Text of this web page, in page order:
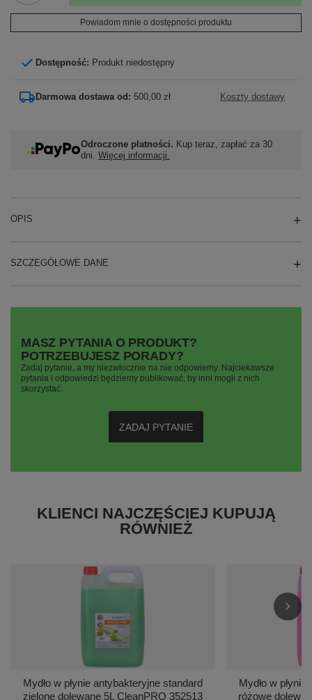
Powiadom mnie o dostępności produktu
Dostępność: Produkt niedostępny
Darmowa dostawa od: 500,00 zł Koszty dostawy
Odroczone płatności. Kup teraz, zapłać za 30
dni. Więcej informacji.
OPIS
SZCZEGÓŁOWE DANE
MASZ PYTANIA O PRODUKT?
POTRZEBUJESZ PORADY?
Zadaj pytanie, a my niezwłocznie na nie odpowiemy. Najciekawsze
pytania i odpowiedzi będziemy publikować, by inni mogli z nich
skorzystać..
ZADAJ PYTANIE
KLIENCI NAJCZĘŚCIEJ KUPUJĄ
RÓWNIEŻ
Mydło w płynie antybakteryjne standard
zielone dolewane 5L CleanPRO 352513
Mydło w
różowe